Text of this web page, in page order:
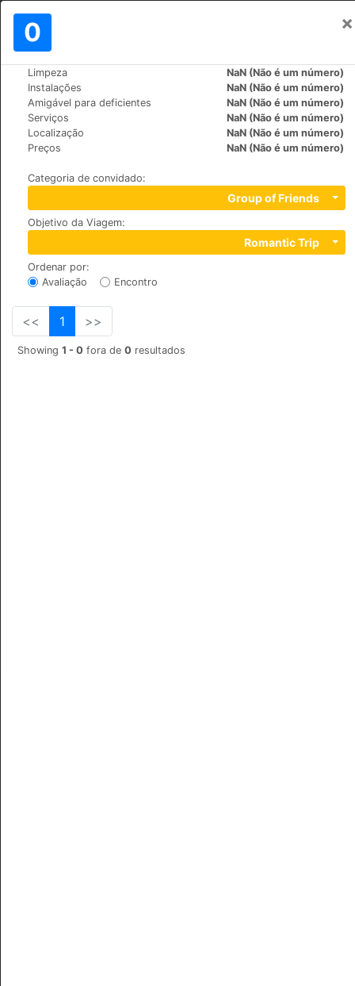
0 ×
Limpeza
NaN (Não é um número)
Instalações
NaN (Não é um número)
Amigável para deficientes
NaN (Não é um número)
Serviços
NaN (Não é um número)
Localização
NaN (Não é um número)
Preços
NaN (Não é um número)
Categoria de convidado:
Group of Friends
Objetivo da Viagem:
Romantic Trip
Ordenar por:
Avaliação
Encontro
<< 1 >>
Showing 1 - 0 fora de 0 resultados
Mundo>Bulgaria
Moravsko village Family Hotel
+359 (0)898621765